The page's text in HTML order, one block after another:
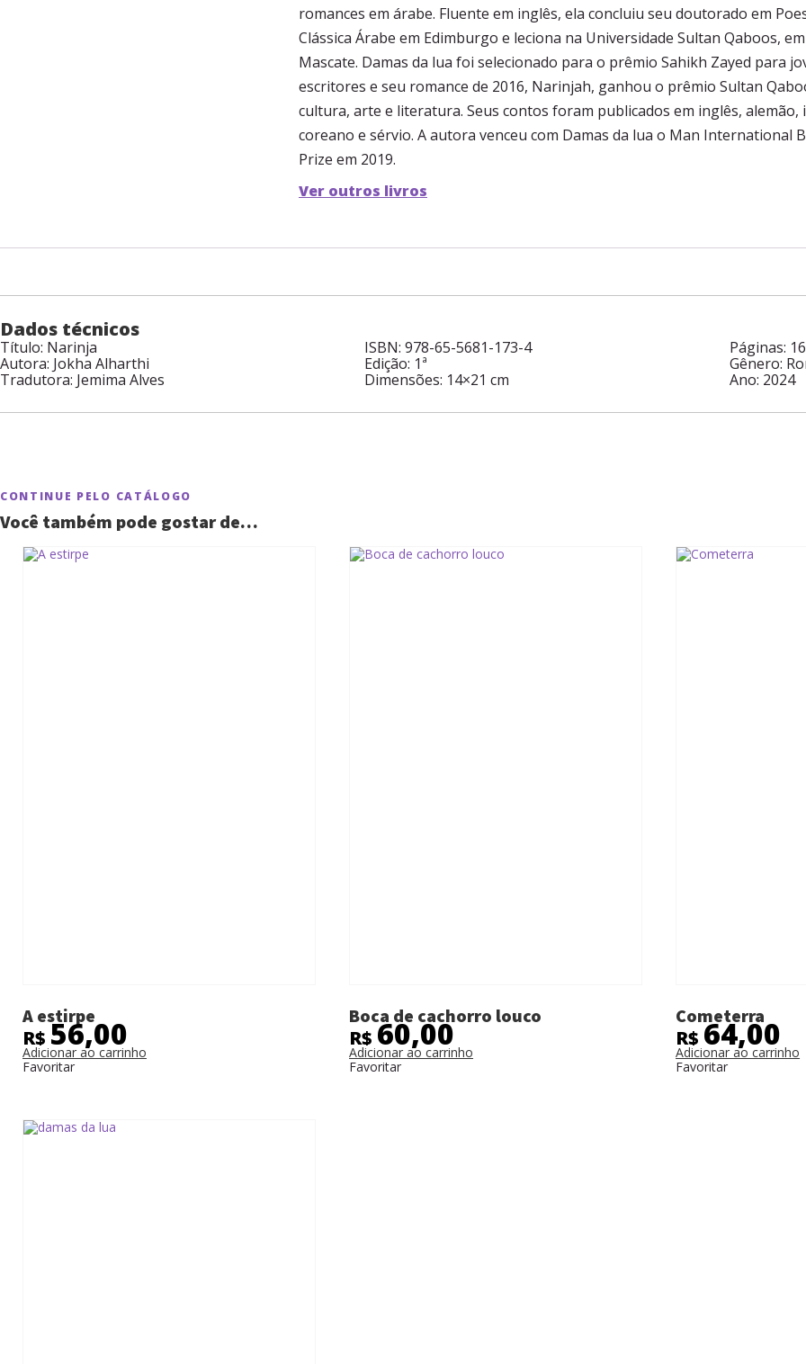
romances em árabe. Fluente em inglês, ela concluiu seu doutorado em
Clássica Árabe em Edimburgo e leciona na Universidade Sultan Qaboos, em
Mascate. Damas da lua foi selecionado para o prêmio Sahikh Zayed para
escritores e seu romance de 2016, Narinjah, ganhou o prêmio Sultan
cultura, arte e literatura. Seus contos foram publicados em inglês, alemão,
coreano e sérvio. A autora venceu com Damas da lua o Man International
Prize em 2019.
Ver outros livros
Dados técnicos
Título: Narinja
Autora: Jokha Alharthi
Tradutora: Jemima Alves
ISBN: 978-65-5681-173-4
Edição: 1ª
Dimensões: 14×21 cm
Páginas:
Gênero:
Ano: 2024
CONTINUE PELO CATÁLOGO
Você também pode gostar de…
A estirpe
R$ 56,00
Adicionar ao carrinho
Favoritar
Boca de cachorro louco
R$ 60,00
Adicionar ao carrinho
Favoritar
Cometerra
R$ 64,00
Adicionar ao carrinho
Favoritar